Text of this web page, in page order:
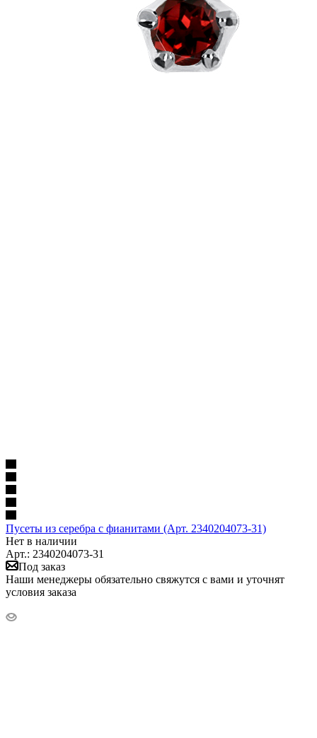
Пусеты из серебра с фианитами (Арт. 2340204073-31)
Нет в наличии
Арт.: 2340204073-31
Под заказ
Наши менеджеры обязательно свяжутся с вами и уточнят
условия заказа